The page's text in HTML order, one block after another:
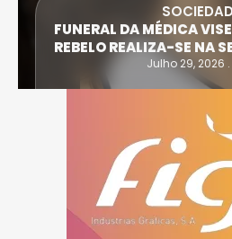
FUNERAL DA MÉDICA
REBELO REALIZA-SE NA
Julho 29, 2026 .